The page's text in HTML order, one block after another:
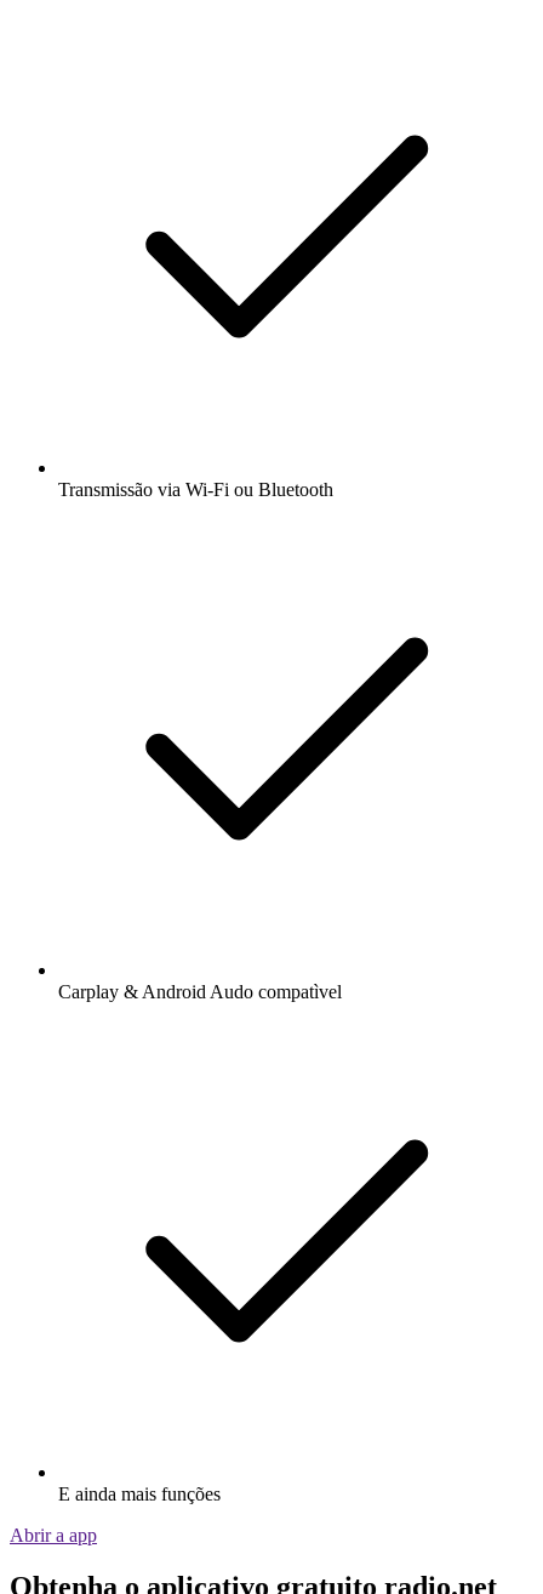
Transmissão via Wi-Fi ou Bluetooth
Carplay & Android Audo compatìvel
E ainda mais funções
Abrir a app
Obtenha o aplicativo gratuito radio.net